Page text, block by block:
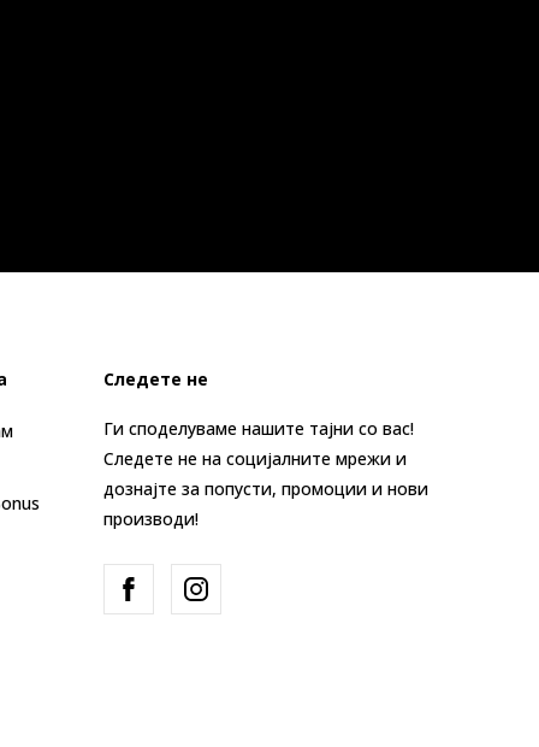
Следете не
Ги споделуваме нашите тајни со вас!
Следете не на социјалните мрежи и
дознајте за попусти, промоции и нови
производи!